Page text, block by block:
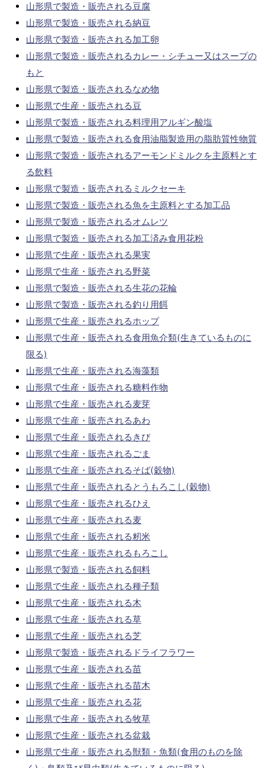
山形県で製造・販売される豆腐
山形県で製造・販売される納豆
山形県で製造・販売される加工卵
山形県で製造・販売されるカレー・シチュー又はスープの
もと
山形県で製造・販売されるなめ物
山形県で生産・販売される豆
山形県で製造・販売される料理用アルギン酸塩
山形県で製造・販売される食用油脂製造用の脂肪質性物質
山形県で製造・販売されるアーモンドミルクを主原料とす
る飲料
山形県で製造・販売されるミルクセーキ
山形県で製造・販売される魚を主原料とする加工品
山形県で製造・販売されるオムレツ
山形県で製造・販売される加工済み食用花粉
山形県で生産・販売される果実
山形県で生産・販売される野菜
山形県で製造・販売される生花の花輪
山形県で製造・販売される釣り用餌
山形県で生産・販売されるホップ
山形県で生産・販売される食用魚介類(生きているものに
限る)
山形県で生産・販売される海藻類
山形県で生産・販売される糖料作物
山形県で生産・販売される麦芽
山形県で生産・販売されるあわ
山形県で生産・販売されるきび
山形県で生産・販売されるごま
山形県で生産・販売されるそば(穀物)
山形県で生産・販売されるとうもろこし(穀物)
山形県で生産・販売されるひえ
山形県で生産・販売される麦
山形県で生産・販売される籾米
山形県で生産・販売されるもろこし
山形県で製造・販売される飼料
山形県で生産・販売される種子類
山形県で生産・販売される木
山形県で生産・販売される草
山形県で生産・販売される芝
山形県で製造・販売されるドライフラワー
山形県で生産・販売される苗
山形県で生産・販売される苗木
山形県で生産・販売される花
山形県で生産・販売される牧草
山形県で生産・販売される盆栽
山形県で生産・販売される獣類・魚類(食用のものを除